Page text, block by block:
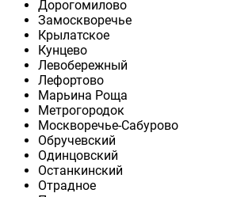
Дорогомилово
Замоскворечье
Крылатское
Кунцево
Левобережный
Лефортово
Марьина Роща
Метрогородок
Москворечье-Сабурово
Обручевский
Одинцовский
Останкинский
Отрадное